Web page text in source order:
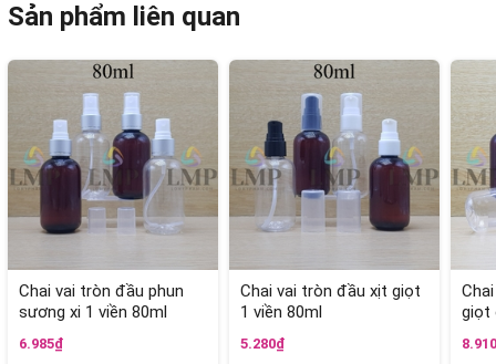
Sản phẩm liên quan
Chai vai tròn đầu phun
sương xi 1 viền 80ml
6.985₫
Chai vai tròn đầu xịt giọt
1 viền 80ml
5.280₫
giọt